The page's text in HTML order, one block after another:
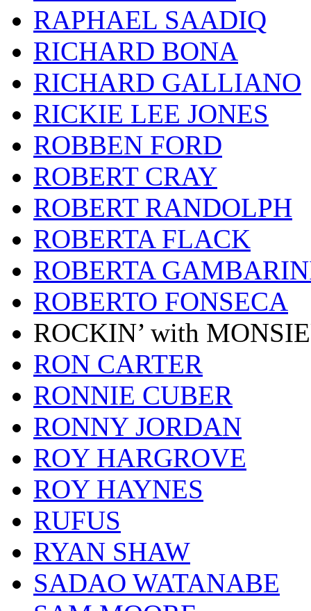
RAPHAEL SAADIQ
RICHARD BONA
RICHARD GALLIANO
RICKIE LEE JONES
ROBBEN FORD
ROBERT CRAY
ROBERT RANDOLPH
ROBERTA FLACK
ROBERTA
ROBERTO FONSECA
ROCKIN’ with
RON CARTER
RONNIE CUBER
RONNY JORDAN
ROY HARGROVE
ROY HAYNES
RUFUS
RYAN SHAW
SADAO WATANABE